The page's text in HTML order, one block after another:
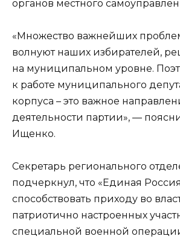
органов местного
«Множество важнейших
волнуют наших избирателей,
на муниципальном уровне.
к работе муниципального
корпуса – это важное
деятельности партии», —
Ищенко.
Секретарь регионального
подчеркнул, что «Единая
способствовать приходу во
патриотично настроенных
специальной военной